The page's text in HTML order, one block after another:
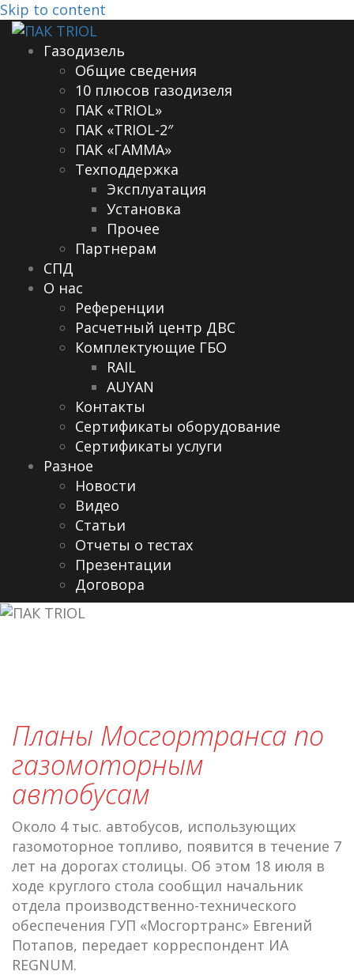
Skip to content
Газодизель
Общие сведения
10 плюсов газодизеля
ПАК «TRIOL»
ПАК «TRIOL-2″
ПАК «ГАММА»
Техподдержка
Эксплуатация
Установка
Прочее
Партнерам
СПД
О нас
Референции
Расчетный центр ДВС
Комплектующие ГБО
RAIL
AUYAN
Контакты
Сертификаты оборудование
Сертификаты услуги
Разное
Новости
Видео
Cтатьи
Отчеты о тестах
Презентации
Договора
Планы Мосгортранса по
газомоторным
автобусам
Около 4 тыс. автобусов, использующих
газомоторное топливо, появится в течение 7
лет на дорогах столицы. Об этом 18 июля в
ходе круглого стола сообщил начальник
отдела производственно-технического
обеспечения ГУП «Мосгортранс» Евгений
Потапов, передает корреспондент ИА
REGNUM.